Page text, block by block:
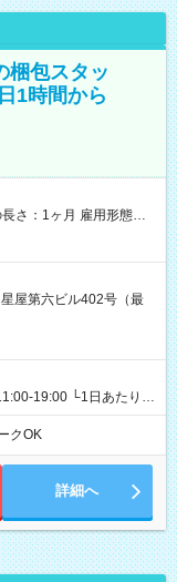
梱包スタッ
1時間から
さ：1ヶ月 雇用形態、
屋第六ビル402号（最
19:00 └1日あたりの
れば、いつでも勤務可
日でご勤務いただけま
可能なお仕事です！
クOK
詳細へ